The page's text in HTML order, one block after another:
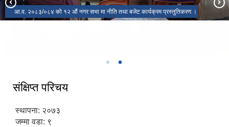
आ.व. २०८३/०८४ को १२ औं नगर सभा मा नीति तथा बजेट कार्यक्रम प्रस्तुतिकरण ।
संक्षिप्त परिचय
स्थापना: २०७३
जम्मा वडा: ९